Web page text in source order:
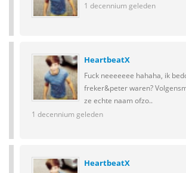
1 decennium geleden
HeartbeatX
Fuck neeeeeee hahaha, ik
freker&peter waren?
ze echte naam ofzo..
1 decennium geleden
HeartbeatX